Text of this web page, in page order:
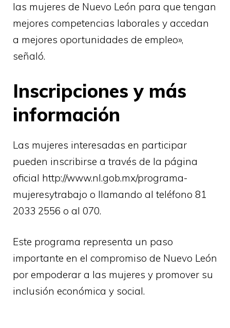
las mujeres de Nuevo León para que tengan
mejores competencias laborales y accedan
a mejores oportunidades de empleo»,
señaló.
Inscripciones y más
información
Las mujeres interesadas en participar
pueden inscribirse a través de la página
oficial http://www.nl.gob.mx/programa-
mujeresytrabajo o llamando al teléfono 81
2033 2556 o al 070.
Este programa representa un paso
importante en el compromiso de Nuevo León
por empoderar a las mujeres y promover su
inclusión económica y social.